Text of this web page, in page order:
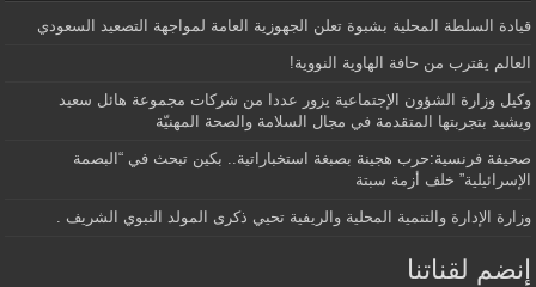
قيادة السلطة المحلية بشبوة تعلن الجهوزية العامة لمواجهة التصعيد السعودي
العالم يقترب من حافة الهاوية النووية!
وكيل وزارة الشؤون الإجتماعية يزور عددا من شركات مجموعة هائل سعيد
ويشيد بتجربتها المتقدمة في مجال السلامة والصحة المهنيّة
صحيفة فرنسية:حرب هجينة بصبغة استخباراتية.. بكين تبحث في “البصمة
الإسرائيلية” خلف أزمة سبتة
وزارة الإدارة والتنمية المحلية والريفية تحيي ذكرى المولد النبوي الشريف .
إنضم لقناتنا